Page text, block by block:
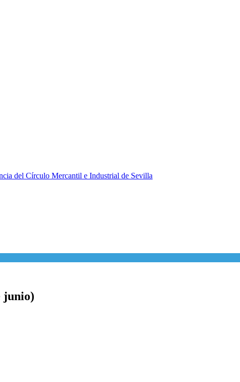
del Círculo Mercantil e Industrial de Sevilla
junio)